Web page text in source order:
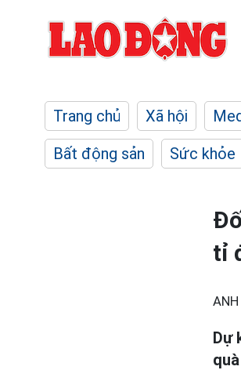
Trang chủ Xã hội
Bất động sản
Sức khỏe
tỉ
Dự